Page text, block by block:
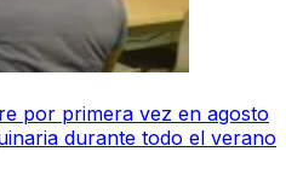
por primera vez en agosto
durante todo el verano